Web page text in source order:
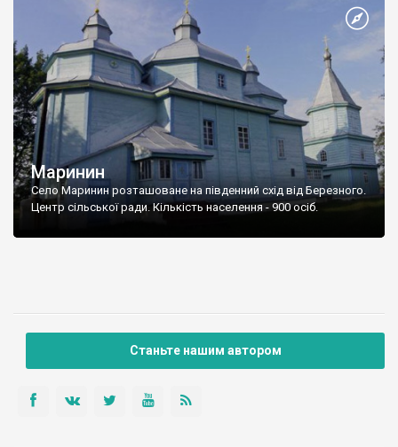
Маринин
Село Маринин розташоване на південний схід від Березного.
Центр сільської ради. Кількість населення - 900 осіб.
Станьте нашим автором